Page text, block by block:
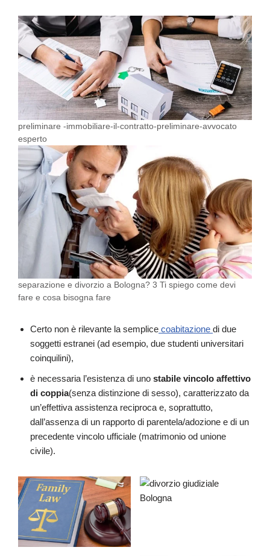
preliminare -immobiliare-il-contratto-preliminare-avvocato
esperto
separazione e divorzio a Bologna? 3 Ti spiego come devi
fare e cosa bisogna fare
Certo non è rilevante la semplice coabitazione di due
soggetti estranei (ad esempio, due studenti universitari
coinquilini),
è necessaria l’esistenza di uno stabile vincolo affettivo
di coppia(senza distinzione di sesso), caratterizzato da
un’effettiva assistenza reciproca e, soprattutto,
dall’assenza di un rapporto di parentela/adozione e di un
precedente vincolo ufficiale (matrimonio od unione
civile).